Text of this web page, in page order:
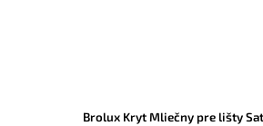
Brolux Kryt Mliečny pre lišty